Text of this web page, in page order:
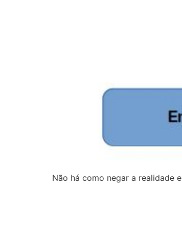
Não há como negar a realidade